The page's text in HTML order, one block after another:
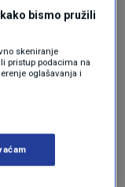
i
bismo pružili
skeniranje
pristup podacima na
oglašavanja i